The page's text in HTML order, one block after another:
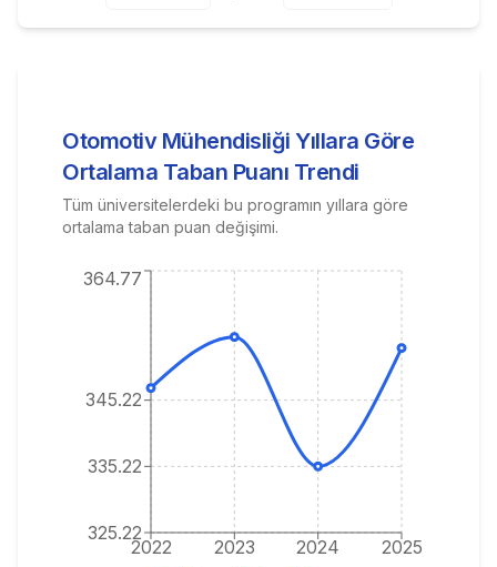
Otomotiv Mühendisliği Yıllara Göre
Ortalama Taban Puanı Trendi
Tüm üniversitelerdeki bu programın yıllara göre
ortalama taban puan değişimi.
2022 2023 2024 2025
325.22
335.22
345.22
364.77